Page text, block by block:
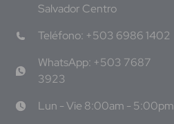
Salvador Centro
Teléfono: +503 6986 1402
WhatsApp: +503 7687
3923
Lun - Vie 8:00am - 5:00pm